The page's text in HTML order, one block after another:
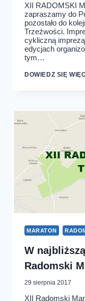
XII RADOMSKI
zapraszamy do
pozostało do
Trzeźwości.
cykliczną
edycjach
tym…
DOWIEDZ SIĘ
MARATON
W
Radomski
29 sierpnia 2017
XII Radomski